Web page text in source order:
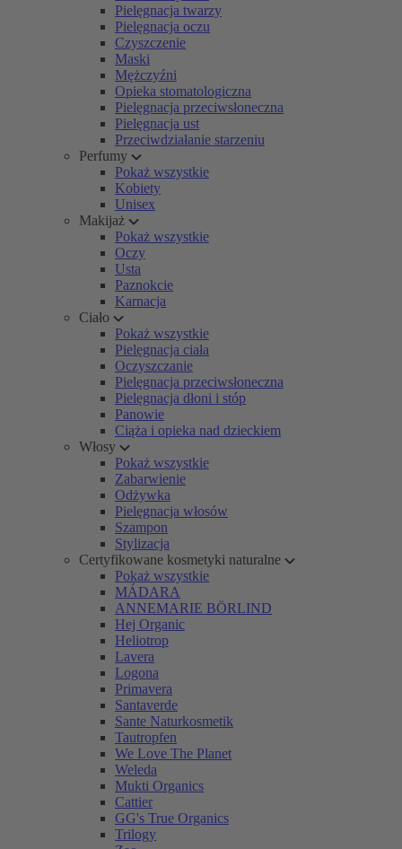
Pielęgnacja twarzy
Pielęgnacja oczu
Czyszczenie
Maski
Mężczyźni
Opieka stomatologiczna
Pielęgnacja przeciwsłoneczna
Pielęgnacja ust
Przeciwdziałanie starzeniu
Perfumy
Pokaż wszystkie
Kobiety
Unisex
Makijaż
Pokaż wszystkie
Oczy
Usta
Paznokcie
Karnacja
Ciało
Pokaż wszystkie
Pielęgnacja ciała
Oczyszczanie
Pielęgnacja przeciwsłoneczna
Pielęgnacja dłoni i stóp
Panowie
Ciąża i opieka nad dzieckiem
Włosy
Pokaż wszystkie
Zabarwienie
Odżywka
Pielęgnacja włosów
Szampon
Stylizacja
Certyfikowane kosmetyki naturalne
Pokaż wszystkie
MÁDARA
ANNEMARIE BÖRLIND
Hej Organic
Heliotrop
Lavera
Logona
Primavera
Santaverde
Sante Naturkosmetik
Tautropfen
We Love The Planet
Weleda
Mukti Organics
Cattier
GG's True Organics
Trilogy